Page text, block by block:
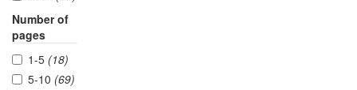
Number of
pages
1-5 (18)
5-10 (69)